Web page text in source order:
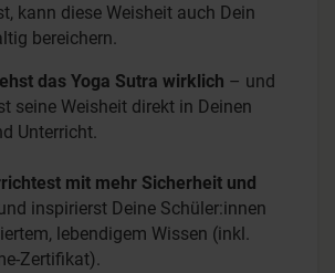
kann diese Weisheit auch Dein
bereichern.
das Yoga Sutra wirklich – und
seine Weisheit direkt in Deinen
Unterricht.
mit mehr Sicherheit und
inspirierst Deine Schüler:innen
lebendigem Wissen (inkl.
Zertifikat).